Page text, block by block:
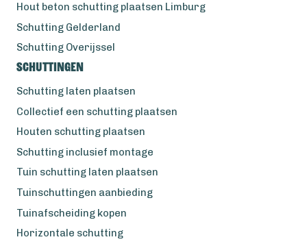
Hout beton schutting plaatsen Limburg
Schutting Gelderland
Schutting Overijssel
Schuttingen
Schutting laten plaatsen
Collectief een schutting plaatsen
Houten schutting plaatsen
Schutting inclusief montage
Tuin schutting laten plaatsen
Tuinschuttingen aanbieding
Tuinafscheiding kopen
Horizontale schutting